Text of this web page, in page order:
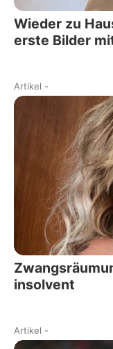
Wieder zu
erste Bilder
Artikel -
insolvent
Artikel -